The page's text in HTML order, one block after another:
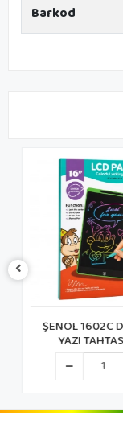
Barkod
ŞENOL 1602C
YAZI TAHTASI